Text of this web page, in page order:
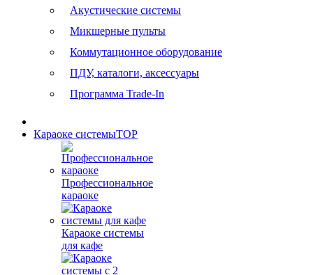
Акустические системы
Микшерные пульты
Коммутационное оборудование
ПДУ, каталоги, аксессуары
Программа Trade-In
Караоке системыTOP
Профессиональное
караоке
Караоке системы
для кафе